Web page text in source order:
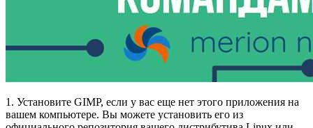
1. Установите GIMP, если у вас еще нет этого приложения на
вашем компьютере. Вы можете установить его из